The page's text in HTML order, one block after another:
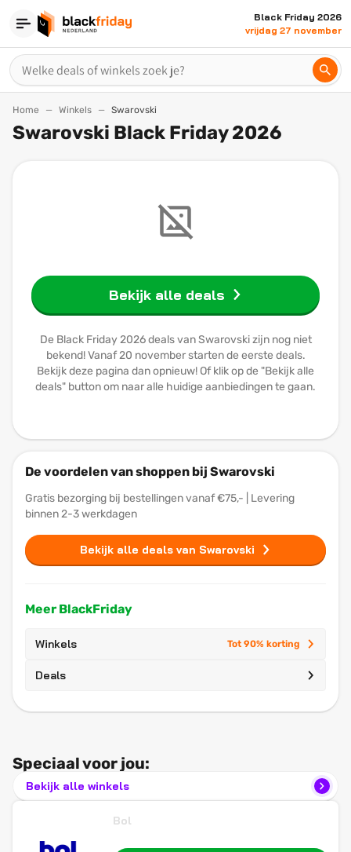
Black Friday 2026
vrijdag 27 november
Home Winkels Swarovski
Swarovski Black Friday 2026
Bekijk alle deals
De Black Friday 2026 deals van Swarovski zijn nog niet
bekend! Vanaf 20 november starten de eerste deals.
Bekijk deze pagina dan opnieuw! Of klik op de "Bekijk alle
deals" button om naar alle huidige aanbiedingen te gaan.
De voordelen van shoppen bij Swarovski
Gratis bezorging bij bestellingen vanaf €75,- | Levering
binnen 2-3 werkdagen
Bekijk alle deals van Swarovski
Meer BlackFriday
Winkels Tot 90% korting
Deals
Speciaal voor jou:
Bekijk alle winkels
Bol